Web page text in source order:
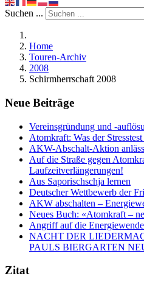
Suchen ...
Home
Touren-Archiv
2008
Schirmherrschaft 2008
Neue Beiträge
Vereinsgründung und -
Atomkraft: Was der
AKW-Abschalt-Aktion
Auf die Straße gegen
Laufzeitverlängerungen!
Aus Saporischschja lernen
Deutscher Wettbewerb der
AKW abschalten –
Neues Buch: «Atomkraft –
Angriff auf die Energiewende
NACHT DER
PAULS BIERGARTEN
Zitat